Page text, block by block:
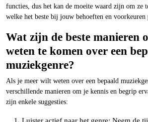
functies, dus het kan de moeite waard zijn om ze
welke het beste bij jouw behoeften en voorkeuren
Wat zijn de beste manieren
weten te komen over een
muziekgenre?
Als je meer wilt weten over een bepaald
verschillende manieren om je kennis en begrip
zijn enkele suggesties: